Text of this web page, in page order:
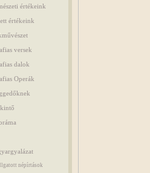
értékeink
értékeink
versek
dalok
Operák
népírtások